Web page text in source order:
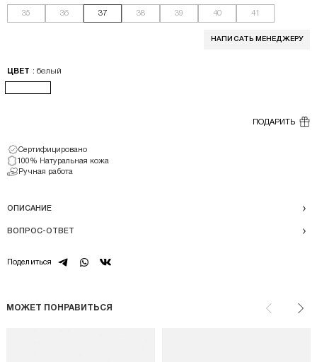
35 36 37 38 39 40 41
НАПИСАТЬ МЕНЕДЖЕРУ
ЦВЕТ : белый
ПОДАРИТЬ
Сертифицировано
100% Натуральная кожа
Ручная работа
ОПИСАНИЕ
ВОПРОС-ОТВЕТ
Поделиться telegramwhatsapp
vk
МОЖЕТ ПОНРАВИТЬСЯ
Назад